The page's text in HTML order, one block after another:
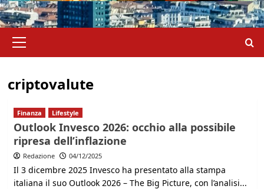
principale
criptovalute
Finanza Lifestyle
Outlook Invesco 2026: occhio alla possibile
ripresa dell’inflazione
Redazione 04/12/2025
Il 3 dicembre 2025 Invesco ha presentato alla stampa
italiana il suo Outlook 2026 – The Big Picture, con l’analisi...